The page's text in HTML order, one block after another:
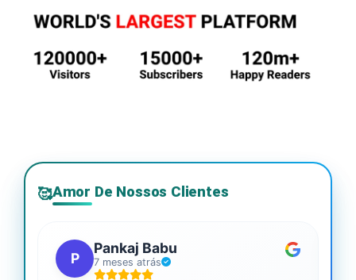
🥰Amor De Nossos Clientes
P
Pankaj Babu
7 meses atrás